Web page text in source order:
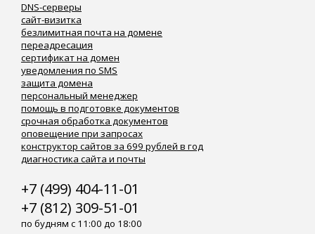
DNS-серверы
сайт-визитка
безлимитная почта на домене
переадресация
сертификат на домен
уведомления по SMS
защита домена
персональный менеджер
помощь в подготовке документов
срочная обработка документов
оповещение при запросах
конструктор сайтов за 699 рублей в год
диагностика сайта и почты
+7 (499) 404-11-01
+7 (812) 309-51-01
по будням с 11:00 до 18:00